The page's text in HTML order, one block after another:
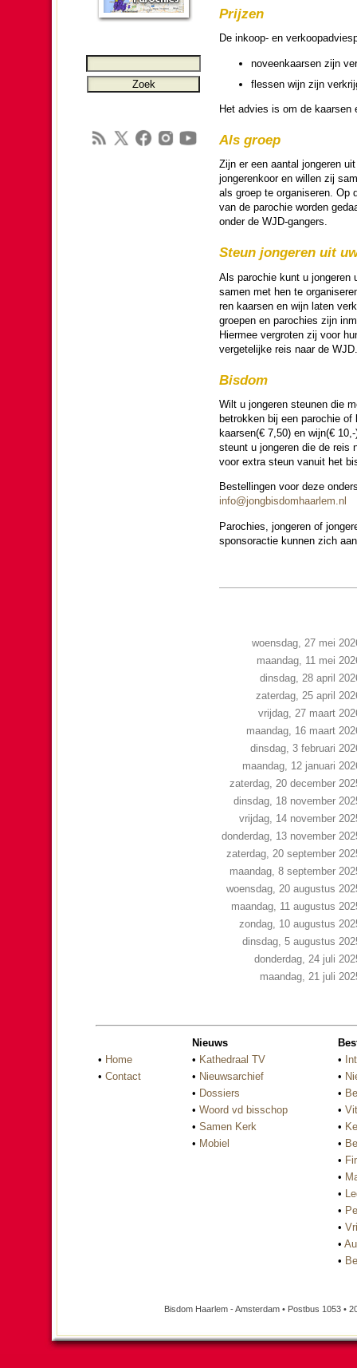
Prijzen
De inkoop- en
noveen­kaarsen zijn
flessen wijn zijn
Het advies is om de kaarsen
Als groep
Zijn er een aantal jon­ge­ren
jon­ge­ren­koor en willen zij
als groep te or­ga­ni­se­ren. Op
van de pa­ro­chie wor­den
onder de WJD-gan­gers.
Steun jon­ge­ren uit
Als pa­ro­chie kunt u jon­ge­ren
samen met hen te
ren kaarsen en wijn laten
groepen en pa­ro­chies zijn
Hiermee ver­gro­ten zij voor
ver­ge­te­lijke reis naar de WJD.
Bisdom
Wilt u jon­ge­ren steunen die
betrokken bij een pa­ro­chie
kaarsen(€ 7,50) en wijn(€
steunt u jon­ge­ren die de reis
voor extra steun vanuit het
Be­stel­lingen voor deze
info@jong­bis­domhaarlem.nl
Pa­ro­chies, jon­ge­ren of
sponsoractie kunnen zich
woensdag, 27 mei
maandag, 11 mei
dinsdag, 28 april
zaterdag, 25 april
vrijdag, 27 maart
maandag, 16 maart
dinsdag, 3 februari
maandag, 12 januari
zaterdag, 20 december
dinsdag, 18 november
vrijdag, 14 november
donderdag, 13 november
zaterdag, 20 september
maandag, 8 september
woensdag, 20 augustus
maandag, 11 augustus
zondag, 10 augustus
dinsdag, 5 augustus
donderdag, 24 juli
maandag, 21 juli
• Home
• Contact
Nieuws
• Kathedraal TV
• Nieuwsarchief
• Dossiers
• Woord vd bisschop
• Samen Kerk
• Mobiel
•
•
•
•
•
•
•
•
•
•
•
•
•
Bisdom Haarlem - Amsterdam • Postbus 1053 •